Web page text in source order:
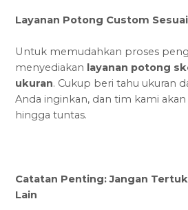
Layanan Potong Custom
Untuk memudahkan proses
menyediakan layanan potong
ukuran. Cukup beri tahu ukuran
Anda inginkan, dan tim kami
hingga tuntas.
Catatan Penting: Jangan
Lain